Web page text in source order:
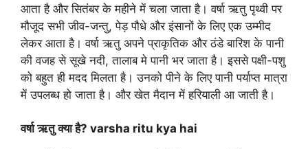
आता है और सितंबर के महीने में चला जाता है। वर्षा ऋतु पृथ्वी पर
मौजूद सभी जीव-जन्तु, पेड़ पौधे और इंसानों के लिए एक उम्मीद
लेकर आता है। वर्षा ऋतु अपने प्राकृतिक और ठंडे बारिश के पानी
की वजह से सूखे नदी, तालाब मे पानी भर जाता है। इससे पक्षी-पशु
को बहुत ही मदद मिलता है। उनको पीने के लिए पानी पर्याप्त मात्रा
में उपलब्ध हो जाता है। और खेत मैदान में हरियाली आ जाती है।
वर्षा ऋतु क्या है? varsha ritu kya hai